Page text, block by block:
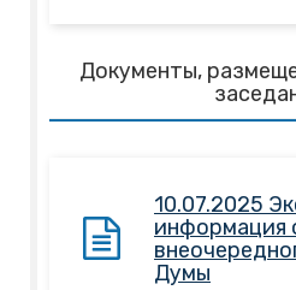
Документы,
10.07.2025
информация
Думы